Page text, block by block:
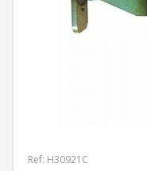
Ref: H30921C